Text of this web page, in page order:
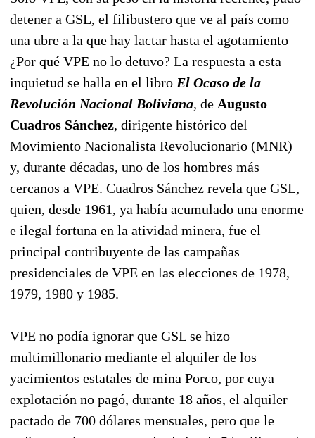
detener a GSL, el filibustero que ve al país como
una ubre a la que hay lactar hasta el agotamiento
¿Por qué VPE no lo detuvo? La respuesta a esta
inquietud se halla en el libro El Ocaso de la
Revolución Nacional Boliviana, de Augusto
Cuadros Sánchez, dirigente histórico del
Movimiento Nacionalista Revolucionario (MNR)
y, durante décadas, uno de los hombres más
cercanos a VPE. Cuadros Sánchez revela que GSL,
quien, desde 1961, ya había acumulado una enorme
e ilegal fortuna en la atividad minera, fue el
principal contribuyente de las campañas
presidenciales de VPE en las elecciones de 1978,
1979, 1980 y 1985.
VPE no podía ignorar que GSL se hizo
multimillonario mediante el alquiler de los
yacimientos estatales de mina Porco, por cuya
explotación no pagó, durante 18 años, el alquiler
pactado de 700 dólares mensuales, pero que le